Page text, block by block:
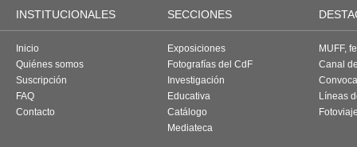
INSTITUCIONALES SECCIONES
Inicio
Quiénes somos
Suscripción
FAQ
Contacto
Exposiciones
Fotografías del CdF
Investigación
Educativa
Catálogo
Mediateca
MUFF,
Canal
Líneas